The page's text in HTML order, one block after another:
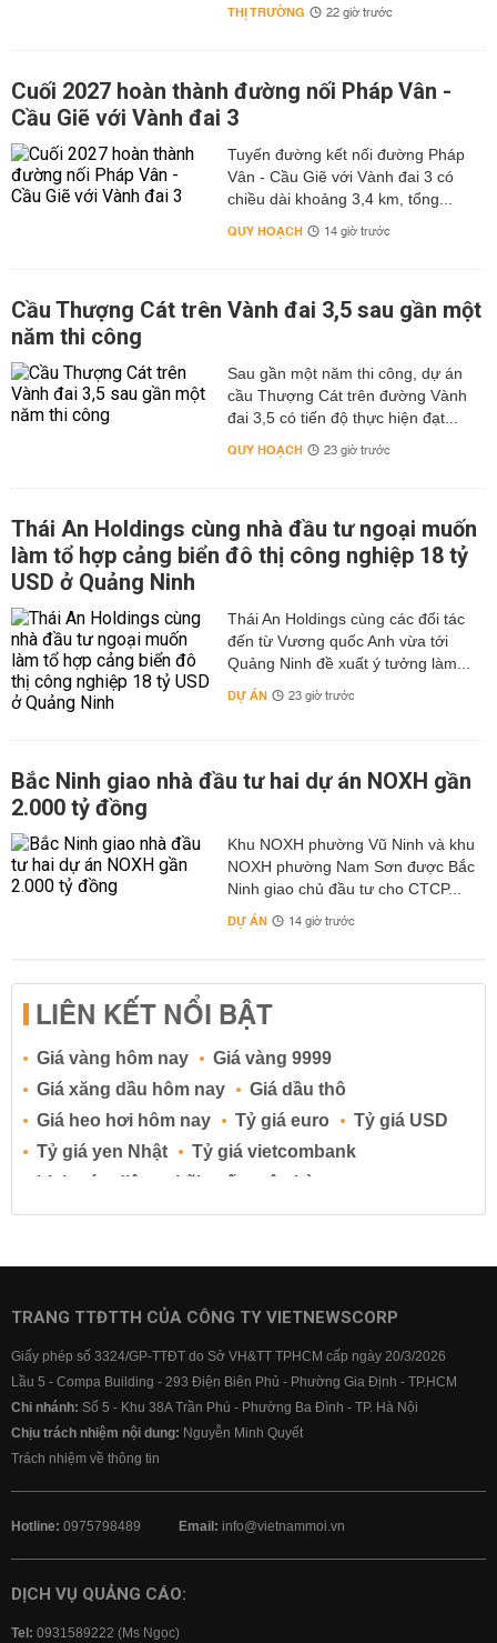
THỊ TRƯỜNG 22 giờ trước
Cuối 2027 hoàn thành đường nối Pháp Vân -
Cầu Giẽ với Vành đai 3
Tuyến đường kết nối đường Pháp
Vân - Cầu Giẽ với Vành đai 3 có
chiều dài khoảng 3,4 km, tổng...
QUY HOẠCH 14 giờ trước
Cầu Thượng Cát trên Vành đai 3,5 sau gần một
năm thi công
Sau gần một năm thi công, dự án
cầu Thượng Cát trên đường Vành
đai 3,5 có tiến độ thực hiện đạt...
QUY HOẠCH 23 giờ trước
Thái An Holdings cùng nhà đầu tư ngoại muốn
làm tổ hợp cảng biển đô thị công nghiệp 18 tỷ
USD ở Quảng Ninh
Thái An Holdings cùng các đối tác
đến từ Vương quốc Anh vừa tới
Quảng Ninh đề xuất ý tưởng làm...
DỰ ÁN 23 giờ trước
Bắc Ninh giao nhà đầu tư hai dự án NOXH gần
2.000 tỷ đồng
Khu NOXH phường Vũ Ninh và khu
NOXH phường Nam Sơn được Bắc
Ninh giao chủ đầu tư cho CTCP...
DỰ ÁN 14 giờ trước
LIÊN KẾT NỔI BẬT
Giá vàng hôm nay
Giá vàng 9999
Giá xăng dầu hôm nay
Giá dầu thô
Giá heo hơi hôm nay
Tỷ giá euro
Tỷ giá USD
Tỷ giá yen Nhật
Tỷ giá vietcombank
Lịch cúp điện
Lãi suất ngân hàng
Lãi suất tiết kiệm
Lãi suất tiền gửi
Lãi suất ngân hàng BIDV
Lãi suất ngân hàng Vietcombank
TRANG TTĐTTH CỦA CÔNG TY VIETNEWSCORP
Giấy phép số 3324/GP-TTĐT do Sở VH&TT TPHCM cấp ngày 20/3/2026
Lầu 5 - Compa Building - 293 Điện Biên Phủ - Phường Gia Định - TP.HCM
Chi nhánh: Số 5 - Khu 38A Trần Phú - Phường Ba Đình - TP. Hà Nội
Chịu trách nhiệm nội dung: Nguyễn Minh Quyết
Trách nhiệm về thông tin
Hotline: 0975798489 Email: info@vietnammoi.vn
DỊCH VỤ QUẢNG CÁO:
Tel: 0931589222 (Ms Ngọc)